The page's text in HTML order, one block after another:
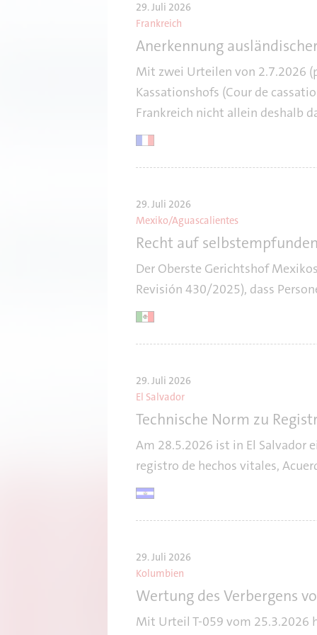
29. Juli 2026
Frankreich
Anerkennung
Mit zwei Urteilen von 2.7.2026
Kassationshofs (Cour de
Frankreich nicht allein deshalb
29. Juli 2026
Mexiko/Aguascalientes
Recht auf
Der Oberste Gerichtshof
Revisión 430/2025), dass
29. Juli 2026
El Salvador
Technische Norm zu
Am 28.5.2026 ist in El Salvador
registro de hechos vitales,
29. Juli 2026
Kolumbien
Wertung des Verbergens
Mit Urteil T-059 vom 25.3.2026